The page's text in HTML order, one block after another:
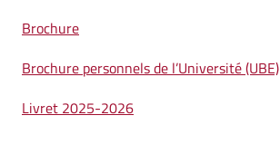
Brochure
Brochure personnels de l’Université (UBE)
Livret 2025-2026